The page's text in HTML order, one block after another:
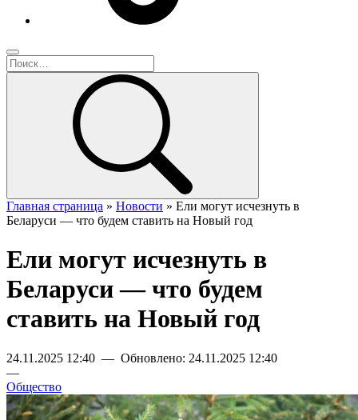
Главная страница » Новости » Ели могут исчезнуть в
Беларуси — что будем ставить на Новый год
Ели могут исчезнуть в
Беларуси — что будем
ставить на Новый год
24.11.2025 12:40 — Обновлено: 24.11.2025 12:40
—
Общество